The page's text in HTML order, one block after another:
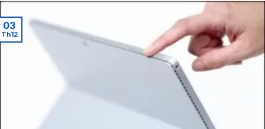
03
Th12